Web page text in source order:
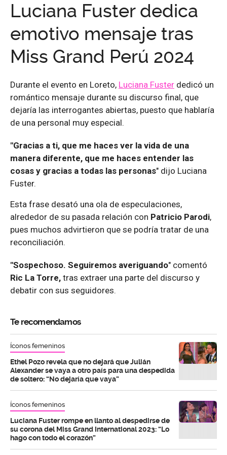
Luciana Fuster dedica
emotivo mensaje tras
Miss Grand Perú 2024
Durante el evento en Loreto, Luciana Fuster dedicó un
romántico mensaje durante su discurso final, que
dejaría las interrogantes abiertas, puesto que hablaría
de una personal muy especial.
"Gracias a ti, que me haces ver la vida de una
manera diferente, que me haces entender las
cosas y gracias a todas las personas" dijo Luciana
Fuster.
Esta frase desató una ola de especulaciones,
alrededor de su pasada relación con Patricio Parodi,
pues muchos advirtieron que se podría tratar de una
reconciliación.
"Sospechoso. Seguiremos averiguando" comentó
Ric La Torre, tras extraer una parte del discurso y
debatir con sus seguidores.
Te recomendamos
Íconos femeninos
Ethel Pozo revela que no dejará que Julián
Alexander se vaya a otro país para una despedida
de soltero: “No dejaría que vaya”
Íconos femeninos
Luciana Fuster rompe en llanto al despedirse de
su corona del Miss Grand International 2023: “Lo
hago con todo el corazón”